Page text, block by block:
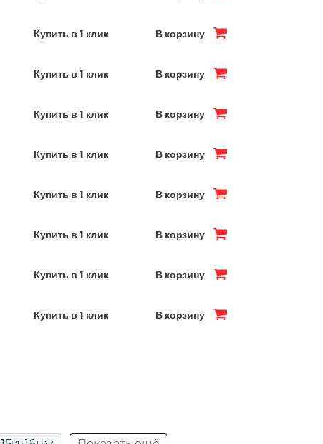
Купить в 1 клик В корзину
Купить в 1 клик В корзину
Купить в 1 клик В корзину
Купить в 1 клик В корзину
Купить в 1 клик В корзину
Купить в 1 клик В корзину
Купить в 1 клик В корзину
Купить в 1 клик В корзину